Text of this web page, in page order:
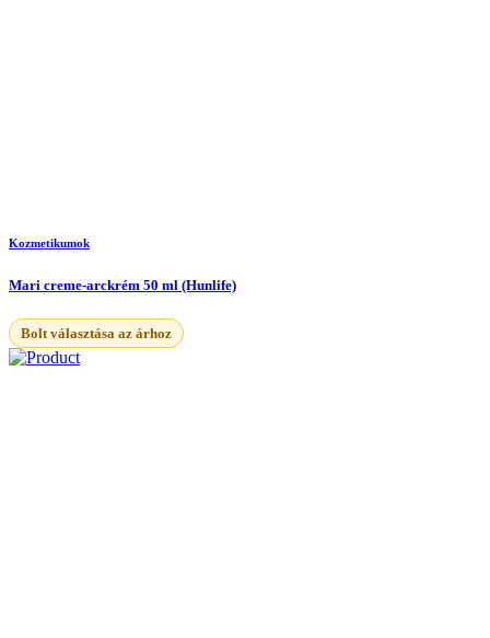
Kozmetikumok
Mari creme-arckrém 50 ml (Hunlife)
Bolt választása az árhoz